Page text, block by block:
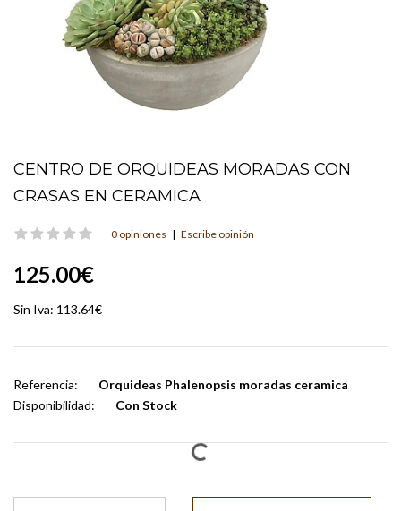
CENTRO DE ORQUIDEAS MORADAS CON
CRASAS EN CERAMICA
0 opiniones | Escribe opinión
125.00€
Sin Iva: 113.64€
Referencia:
Orquideas Phalenopsis moradas ceramica
Disponibilidad:
Con Stock